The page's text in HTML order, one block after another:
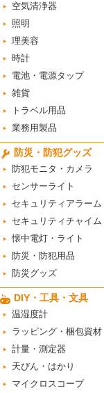
空気清浄器
照明
理美容
時計
電池・電源タップ
雑貨
トラベル用品
業務用製品
防災・防犯グッズ
防犯モニタ・カメラ
センサーライト
セキュリティアラーム
セキュリティチャイム
懐中電灯・ライト
防災・防犯用品
防災グッズ
DIY・工具・文具
温湿度計
ラッピング・梱包資材
計量・測定器
天びん・はかり
マイクロスコープ